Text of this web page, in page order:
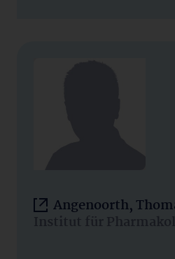
Angenoorth,
Institut für